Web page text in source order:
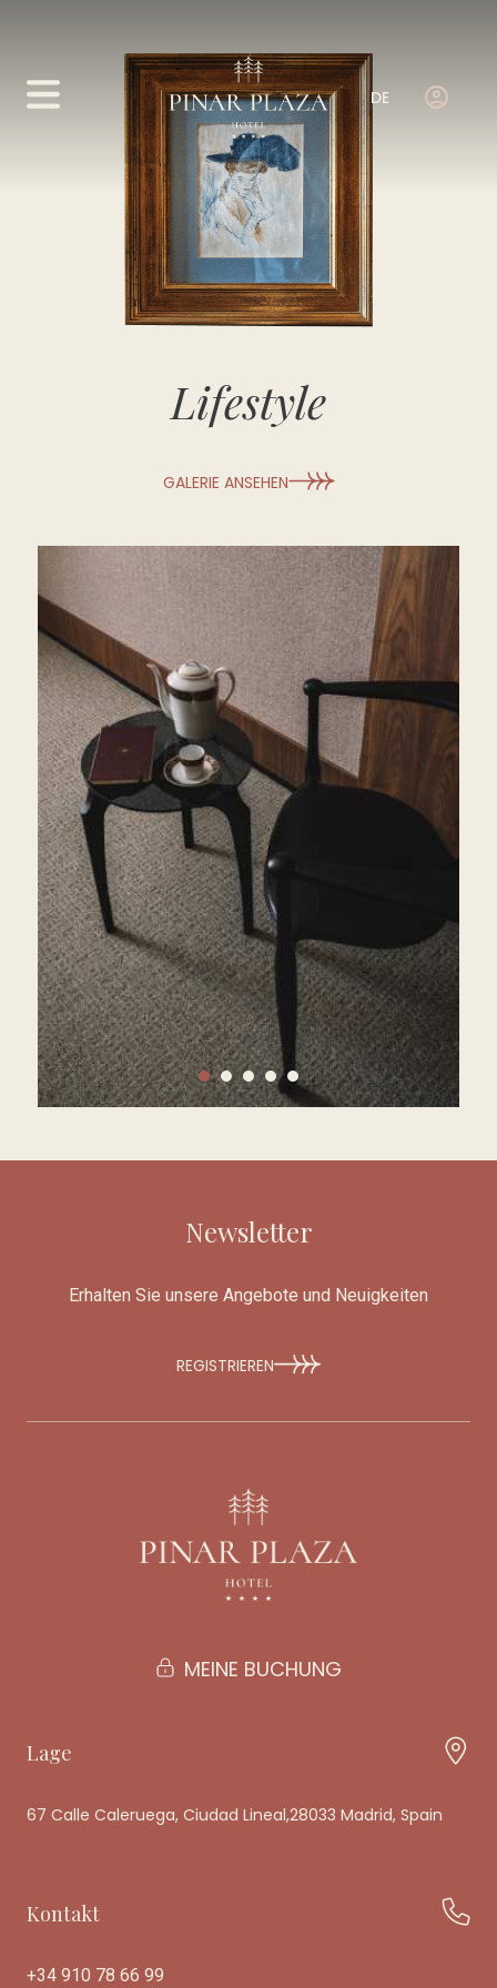
DE
Lifestyle
GALERIE ANSEHEN
Newsletter
Erhalten Sie unsere Angebote und Neuigkeiten
REGISTRIEREN
MEINE BUCHUNG
Lage
67 Calle Caleruega, Ciudad Lineal,28033 Madrid, Spain
Kontakt
+34 910 78 66 99